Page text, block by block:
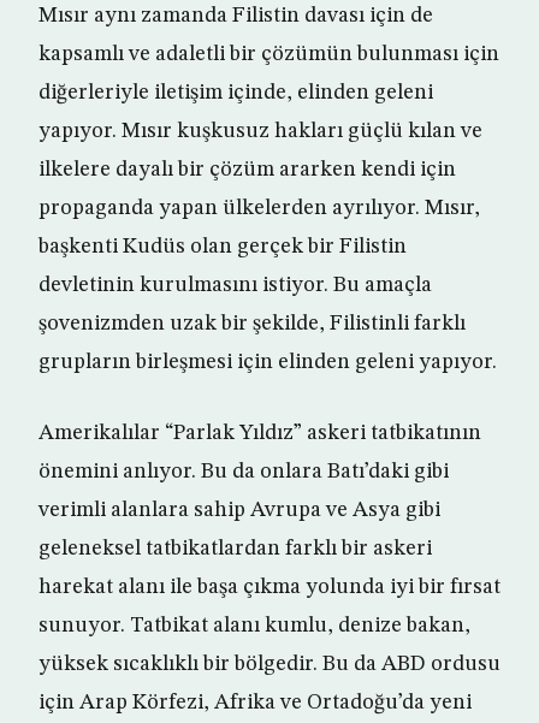
Mısır aynı zamanda Filistin davası için de
kapsamlı ve adaletli bir çözümün bulunması için
diğerleriyle iletişim içinde, elinden geleni
yapıyor. Mısır kuşkusuz hakları güçlü kılan ve
ilkelere dayalı bir çözüm ararken kendi için
propaganda yapan ülkelerden ayrılıyor. Mısır,
başkenti Kudüs olan gerçek bir Filistin
devletinin kurulmasını istiyor. Bu amaçla
şovenizmden uzak bir şekilde, Filistinli farklı
grupların birleşmesi için elinden geleni yapıyor.
Amerikalılar “Parlak Yıldız” askeri tatbikatının
önemini anlıyor. Bu da onlara Batı’daki gibi
verimli alanlara sahip Avrupa ve Asya gibi
geleneksel tatbikatlardan farklı bir askeri
harekat alanı ile başa çıkma yolunda iyi bir fırsat
sunuyor. Tatbikat alanı kumlu, denize bakan,
yüksek sıcaklıklı bir bölgedir. Bu da ABD ordusu
için Arap Körfezi, Afrika ve Ortadoğu’da yeni